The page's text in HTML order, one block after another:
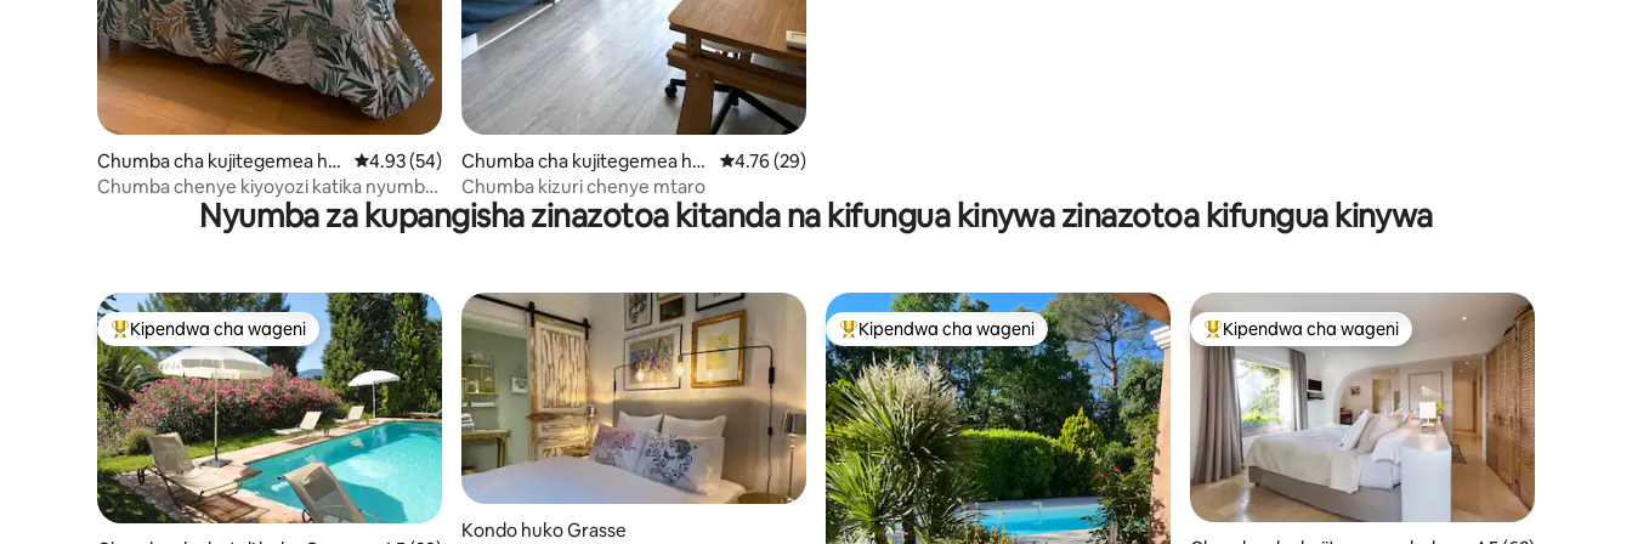
Chumba cha kujitegemea hu
ko Cannes
Ukadiriaji wa wastani wa 4.93 kati ya 5, tathmini 54
4.93 (54)
Chumba chenye kiyoyozi katika nyumba
nzuri yenye starehe
Chumba cha kujitegemea hu
ko Nice
Ukadiriaji wa wastani wa 4.76 kati ya 5, tathmini 29
4.76 (29)
Chumba kizuri chenye mtaro
Nyumba za kupangisha zinazotoa kitanda na kifungua kinywa zinazotoa kifungua kinywa
Kipendwa maarufu cha wageni
Kipendwa cha wageni
Kondo huko Grasse
Kipendwa maarufu cha wageni
Kipendwa cha wageni Kipendwa maarufu cha wageni
Kipendwa cha wageni